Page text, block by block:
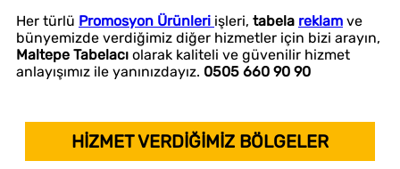
Her türlü Promosyon Ürünleri işleri, tabela reklam ve
bünyemizde verdiğimiz diğer hizmetler için bizi arayın,
Maltepe Tabelacı olarak kaliteli ve güvenilir hizmet
anlayışımız ile yanınızdayız. 0505 660 90 90
HİZMET VERDİĞİMİZ BÖLGELER